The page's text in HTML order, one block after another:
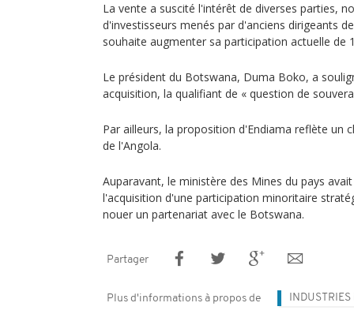
La vente a suscité l'intérêt de diverses parties,
d'investisseurs menés par d'anciens dirigeants
souhaite augmenter sa participation actuelle de
Le président du Botswana, Duma Boko, a
acquisition, la qualifiant de « question de
Par ailleurs, la proposition d'Endiama reflète un
de l'Angola.
Auparavant, le ministère des Mines du pays
l'acquisition d'une participation minoritaire
nouer un partenariat avec le Botswana.
Partager
Plus d'informations à propos de INDUSTRIES